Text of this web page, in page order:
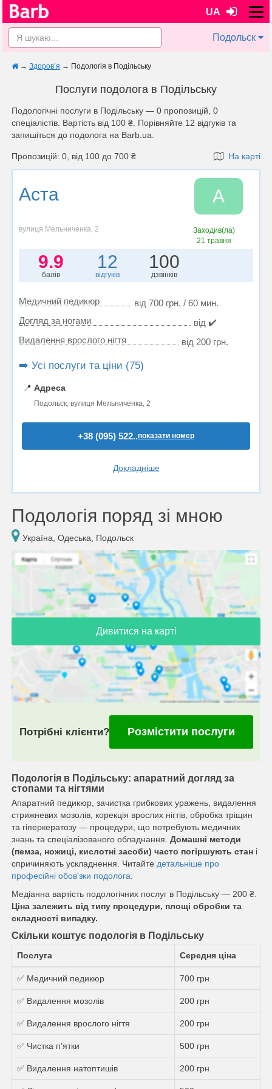
UA
Подольск
→ Здоров’я → Подологія в Подільську
Послуги подолога в Подільську
Подологічні послуги в Подільську — 0 пропозицій, 0
спеціалістів. Вартість від 100 ₴. Порівняйте 12 відгуків та
запишіться до подолога на Barb.ua.
Пропозицій: 0, від 100 до 700 ₴ На карті
Аста А
вулиця Мельниченка, 2
Заходив(ла)
21 травня
9.9
балів
12
відгуків
100
дзвінків
Медичний педикюр
від 700 грн. / 60 мин.
Догляд за ногами
від ✔️
Видалення врослого нігтя
від 200 грн.
➡️ Усі послуги та ціни (75)
📍 Адреса
Подольск, вулиця Мельниченка, 2
+38 (095) 522..показати номер
Докладніше
Подологія поряд зі мною
Україна, Одеська, Подольск
Дивитися на карті
Потрібні клієнти? Розмістити послуги
Подологія в Подільську: апаратний догляд за
стопами та нігтями
Апаратний педикюр, зачистка грибкових уражень, видалення
стрижневих мозолів, корекція врослих нігтів, обробка тріщин
та гіперкератозу — процедури, що потребують медичних
знань та спеціалізованого обладнання. Домашні методи
(пемза, ножиці, кислотні засоби) часто погіршують стан і
спричиняють ускладнення. Читайте детальніше про
професійні обов'зки подолога
Медіанна вартість подологічних послуг в Подільську — 200 ₴.
Ціна залежить від типу процедури, площі обробки та
складності випадку.
Скільки коштує подологія в Подільську
Послуга Середня ціна
✅ Медичний педикюр 700 грн
✅ Видалення мозолів 200 грн
✅ Видалення врослого нігтя 200 грн
✅ Чистка п'ятки 500 грн
✅ Видалення натоптишів 200 грн